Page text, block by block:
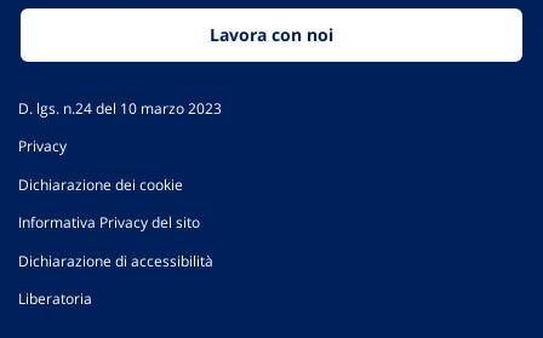
Lavora con noi
D. lgs. n.24 del 10 marzo 2023
Privacy
Dichiarazione dei cookie
Informativa Privacy del sito
Dichiarazione di accessibilità
Liberatoria